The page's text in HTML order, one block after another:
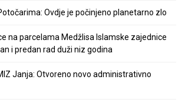
Ovdje je počinjeno planetarno zlo
na parcelama Medžlisa Islamske zajednice
i predan rad duži niz godina
Janja: Otvoreno novo administrativno